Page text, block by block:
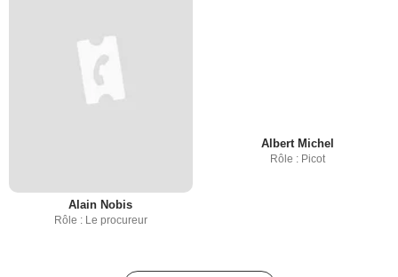
Alain Nobis
Rôle : Le procureur
Albert Michel
Rôle : Picot